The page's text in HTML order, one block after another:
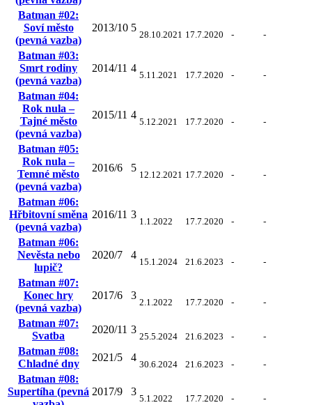
Batman #02:
Soví město
(pevná vazba)
2013/10 5
28.10.2021 17.7.2020 - -
Batman #03:
Smrt rodiny
(pevná vazba)
2014/11 4
5.11.2021 17.7.2020 - -
Batman #04:
Rok nula –
Tajné město
(pevná vazba)
2015/11 4
5.12.2021 17.7.2020 - -
Batman #05:
Rok nula –
Temné město
(pevná vazba)
2016/6 5
12.12.2021 17.7.2020 - -
Batman #06:
Hřbitovní směna
(pevná vazba)
2016/11 3
1.1.2022 17.7.2020 - -
Batman #06:
Nevěsta nebo
lupič?
2020/7 4
15.1.2024 21.6.2023 - -
Batman #07:
Konec hry
(pevná vazba)
2017/6 3
2.1.2022 17.7.2020 - -
Batman #07:
Svatba
2020/11 3
25.5.2024 21.6.2023 - -
Batman #08:
Chladné dny
2021/5 4
30.6.2024 21.6.2023 - -
Batman #08:
Supertíha (pevná 2017/9 3
5.1.2022 17.7.2020 - -